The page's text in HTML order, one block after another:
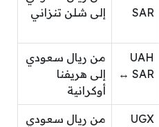
SAR
إلى شلن تنزاني
UAH
↔ SAR
من ريال سعودي
إلى هريفنا
أوكرانية
UGX
من ريال سعودي